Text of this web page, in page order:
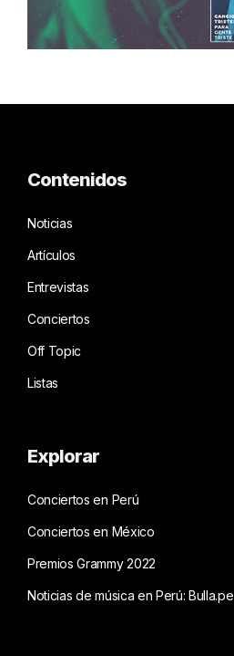
Contenidos
Noticias
Artículos
Entrevistas
Conciertos
Off Topic
Listas
Explorar
Conciertos en Perú
Conciertos en México
Premios Grammy 2022
Noticias de música en Perú: Bulla.pe